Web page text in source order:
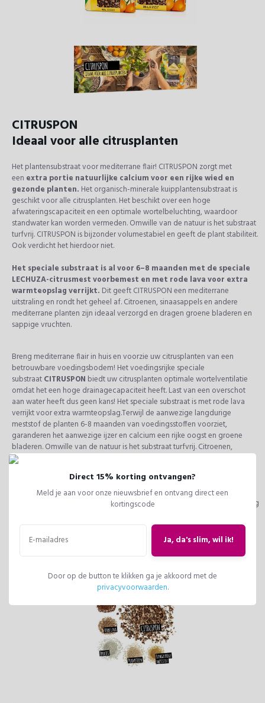
Direct 15% korting ontvangen?
Meld je aan voor onze nieuwsbrief en ontvang direct een
kortingscode
Ja, da's slim, wil ik!
Door op de button te klikken ga je akkoord met de
privacyvoorwaarden.
CITRUSPON
Ideaal voor alle citrusplanten
Het plantensubstraat voor mediterrane flair! CITRUSPON zorgt met
een extra portie natuurlijke calcium voor een rijke wied en
gezonde planten. Het organisch-minerale kuipplantensubstraat is
geschikt voor alle citrusplanten. Het beschikt over een hoge
afwateringscapaciteit en een optimale wortelbeluchting, waardoor
standwater kan worden vermeden. Omwille van de natuur is het substraat
turfvrij. CITRUSPON is bijzonder volumestabiel en geeft de plant stabiliteit.
Ook verdicht het hierdoor niet.
Het speciale substraat is al voor 6–8 maanden met de speciale
LECHUZA-citrusmest voorbemest en met rode lava voor extra
warmteopslag verrijkt. Dit geeft CITRUSPON een mediterrane
uitstraling en rondt het geheel af. Citroenen, sinaasappels en andere
mediterrane planten zijn ideaal verzorgd en dragen groene bladeren en
sappige vruchten.
Breng mediterrane flair in huis en voorzie uw citrusplanten van een
betrouwbare voedingsbodem! Het voedingsrijke speciale
substraatCITRUSPON biedt uw citrusplanten optimale wortelventilatie
omdat het een hoge drainagecapaciteit heeft. Last van een overschot
aan water heeft dus geen kans! Het speciale substraat is met rode lava
verrijkt voor extra warmteopslag.Terwijl de aanwezige langdurige
meststof de planten 6-8 maanden van voedingsstoffen voorziet,
garanderen het aanwezige ijzer en calcium een ​​rijke oogst en groene
bladeren. Omwille van de natuur is het substraat turfvrij. Citroenen,
sinaasappels, kumquats en andere mediterrane planten worden optimaal
Tip: DePERFECT CITRUS-meststof is ontworpen voor alle citrusplanten
en is verrijkt met een hoog ijzergehalte. Door zijn bijzondere samenstelling
vruchtvorming. Verkrijgbaar als vloeibare en als langdurige meststof met
een praktisch doseersysteem.
puimsteen, lava, rode lava, zeoliet, pijnboomschors,
langwerkende mest (speciaal voor citrusplanten)